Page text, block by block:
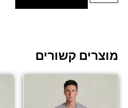
מוצרים קשורים